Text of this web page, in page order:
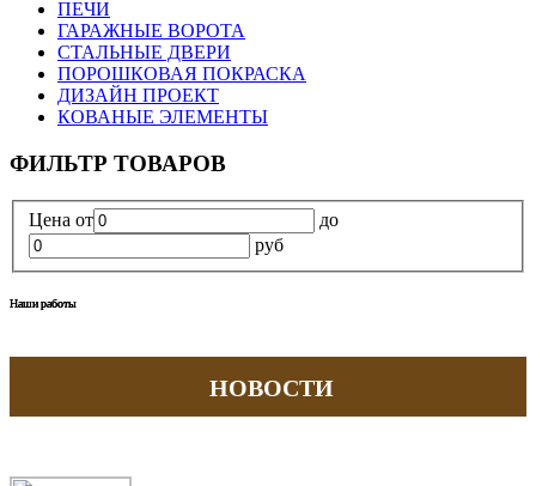
ПЕЧИ
ГАРАЖНЫЕ ВОРОТА
СТАЛЬНЫЕ ДВЕРИ
ПОРОШКОВАЯ ПОКРАСКА
ДИЗАЙН ПРОЕКТ
КОВАНЫЕ ЭЛЕМЕНТЫ
ФИЛЬТР ТОВАРОВ
Цена от
до
руб
Наши работы
Наши работы
Наши работы
НОВОСТИ